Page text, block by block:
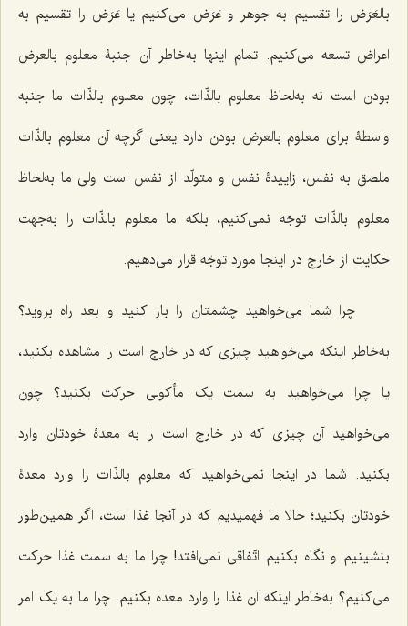
بالعَرَض را تقسیم به جوهر و عَرَض مى‌کنیم یا عَرَض را تقسیم به
اعراض تسعه مى‌کنیم. تمام اینها به‌خاطر آن جنبۀ معلوم بالعرض
بودن است نه به‌لحاظ معلوم بالذّات، چون معلوم بالذّات ما جنبه
واسطۀ براى معلوم بالعرض بودن دارد یعنى گرچه آن معلوم بالذّات
ملصق به نفس، زاییدۀ نفس و متولّد از نفس است ولى ما به‌لحاظ
معلوم بالذّات توجّه نمى‌کنیم، بلکه ما معلوم بالذّات را به‌جهت
حکایت از خارج در اینجا مورد توجّه قرار مى‌دهیم.
چرا شما مى‌خواهید چشمتان را باز کنید و بعد راه بروید؟
به‌خاطر اینکه می‌خواهید چیزى که در خارج است را مشاهده بکنید،
یا چرا می‌خواهید به سمت یک مأکولی حرکت بکنید؟ چون
می‌خواهید آن چیزی که در خارج است را به معدۀ خودتان وارد
بکنید. شما در اینجا نمی‌خواهید که معلوم بالذّات را وارد معدۀ
خودتان بکنید؛ حالا ما فهمیدیم که در آنجا غذا است، اگر همین‌طور
بنشینیم و نگاه بکنیم اتّفاقی نمی‌افتد! چرا ما به سمت غذا حرکت
مى‌کنیم؟ به‌خاطر اینکه آن غذا را وارد معده بکنیم. چرا ما به یک امر